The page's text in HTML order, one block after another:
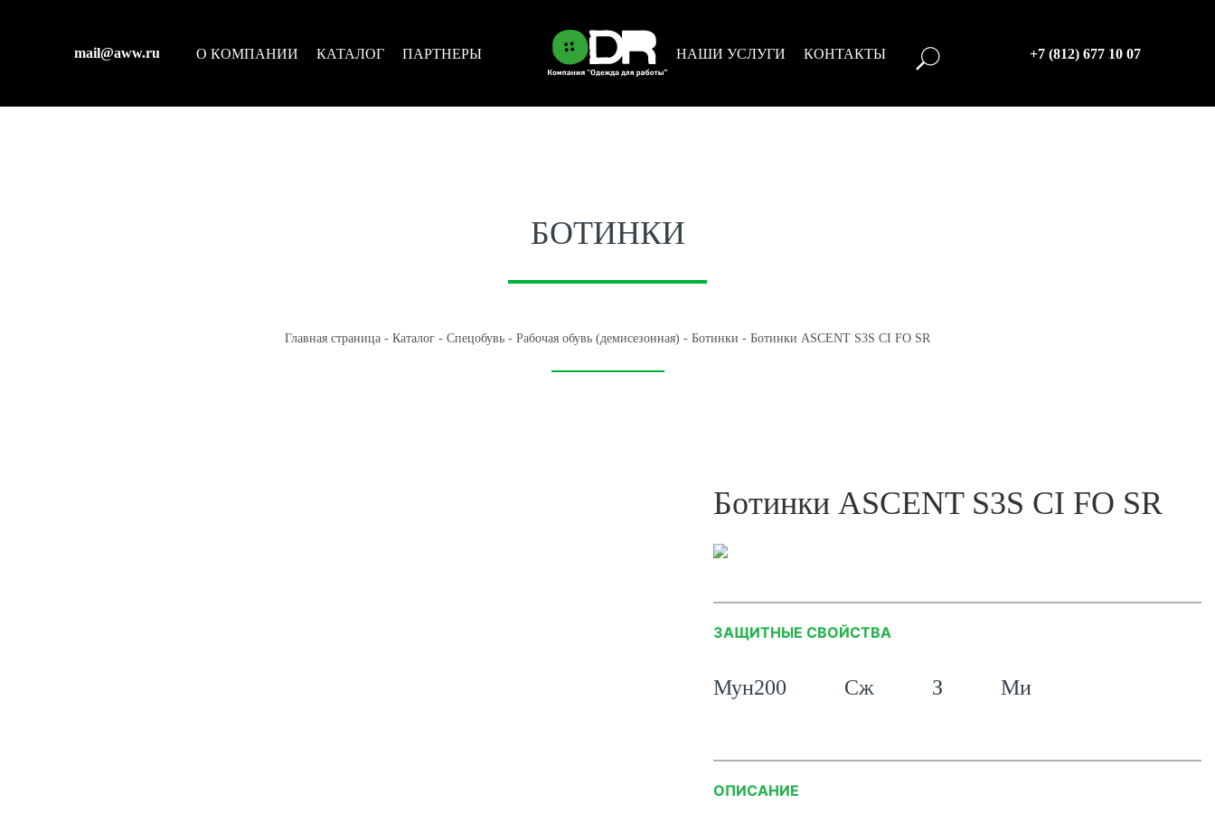
mail@aww.ru О КОМПАНИИ КАТАЛОГ ПАРТНЕРЫ НАШИ УСЛУГИ КОНТАКТЫ +7 (812) 677 10 07
БОТИНКИ
Главная страница - Каталог - Спецобувь - Рабочая обувь (демисезонная) - Ботинки - Ботинки ASCENT S3S CI FO SR
Ботинки ASCENT S3S CI FO SR
ЗАЩИТНЫЕ СВОЙСТВА
Мун200 Сж З Ми
ОПИСАНИЕ